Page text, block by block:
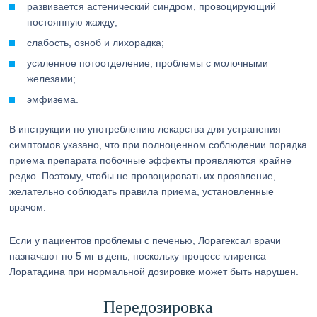
развивается астенический синдром, провоцирующий
постоянную жажду;
слабость, озноб и лихорадка;
усиленное потоотделение, проблемы с молочными
железами;
эмфизема.
В инструкции по употреблению лекарства для устранения
симптомов указано, что при полноценном соблюдении порядка
приема препарата побочные эффекты проявляются крайне
редко. Поэтому, чтобы не провоцировать их проявление,
желательно соблюдать правила приема, установленные
врачом.
Если у пациентов проблемы с печенью, Лорагексал врачи
назначают по 5 мг в день, поскольку процесс клиренса
Лоратадина при нормальной дозировке может быть нарушен.
Передозировка